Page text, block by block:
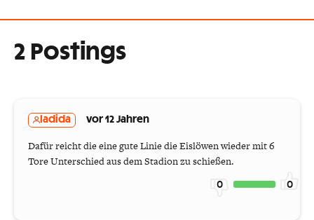
2 Postings
ladida vor 12 Jahren
Dafür reicht die eine gute Linie die Eislöwen wieder mit 6
Tore Unterschied aus dem Stadion zu schießen.
0 0